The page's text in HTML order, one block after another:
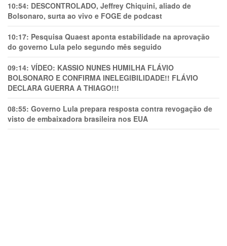
10:54: DESCONTROLADO, Jeffrey Chiquini, aliado de
Bolsonaro, surta ao vivo e FOGE de podcast
10:17: Pesquisa Quaest aponta estabilidade na aprovação
do governo Lula pelo segundo mês seguido
09:14: VÍDEO: KASSIO NUNES HUMlLHA FLÁVIO
BOLSONARO E CONFIRMA INELEGIBILIDADE!! FLÁVIO
DECLARA GUERRA A THIAGO!!!
08:55: Governo Lula prepara resposta contra revogação de
visto de embaixadora brasileira nos EUA